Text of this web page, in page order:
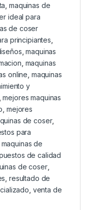
,maquinas de
ideal para
de coser
principiantes
,maquinas
maquinas
online maquinas
y
mejores maquinas
mejores
de coser,
para
de
de calidad
de coser,
resultado de
venta de